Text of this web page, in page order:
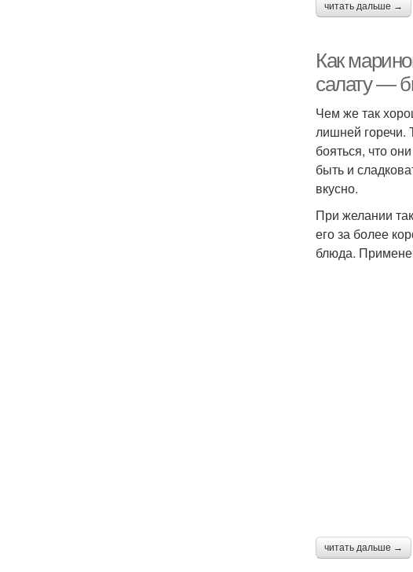
читать дальше →
Как
салату —
Чем же так
лишней горечи.
бояться, что
быть и
вкусно.
При желании
его за более
блюда.
читать дальше →